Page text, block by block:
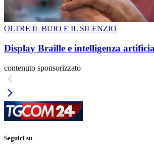
OLTRE IL BUIO E IL SILENZIO
Display Braille e intelligenza
contenuto sponsorizzato
Seguici su